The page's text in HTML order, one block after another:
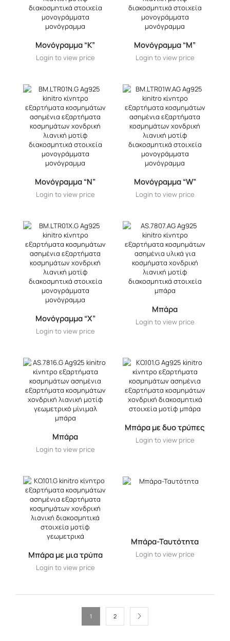
Μονόγραμμα “K”
Login to view price
Μονόγραμμα “M”
Login to view price
Μονόγραμμα “N”
Login to view price
Μονόγραμμα “W”
Login to view price
Μονόγραμμα “X”
Login to view price
Μπάρα
Login to view price
Μπάρα
Login to view price
Μπάρα με δυο τρύπες
Login to view price
Μπάρα με μια τρύπα
Login to view price
Μπάρα-Ταυτότητα
Login to view price
1 2